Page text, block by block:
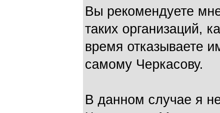
Вы рекомендуете
таких организаций,
время отказываете
самому Черкасову.
В данном случае я